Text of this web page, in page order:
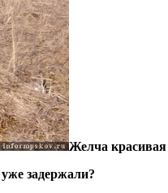
Желча
задержали?